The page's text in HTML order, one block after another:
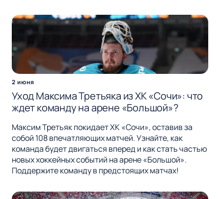
2 июня
Уход Максима Третьяка из ХК «Сочи»: что
ждет команду на арене «Большой»?
Максим Третьяк покидает ХК «Сочи», оставив за
собой 108 впечатляющих матчей. Узнайте, как
команда будет двигаться вперед и как стать частью
новых хоккейных событий на арене «Большой».
Поддержите команду в предстоящих матчах!